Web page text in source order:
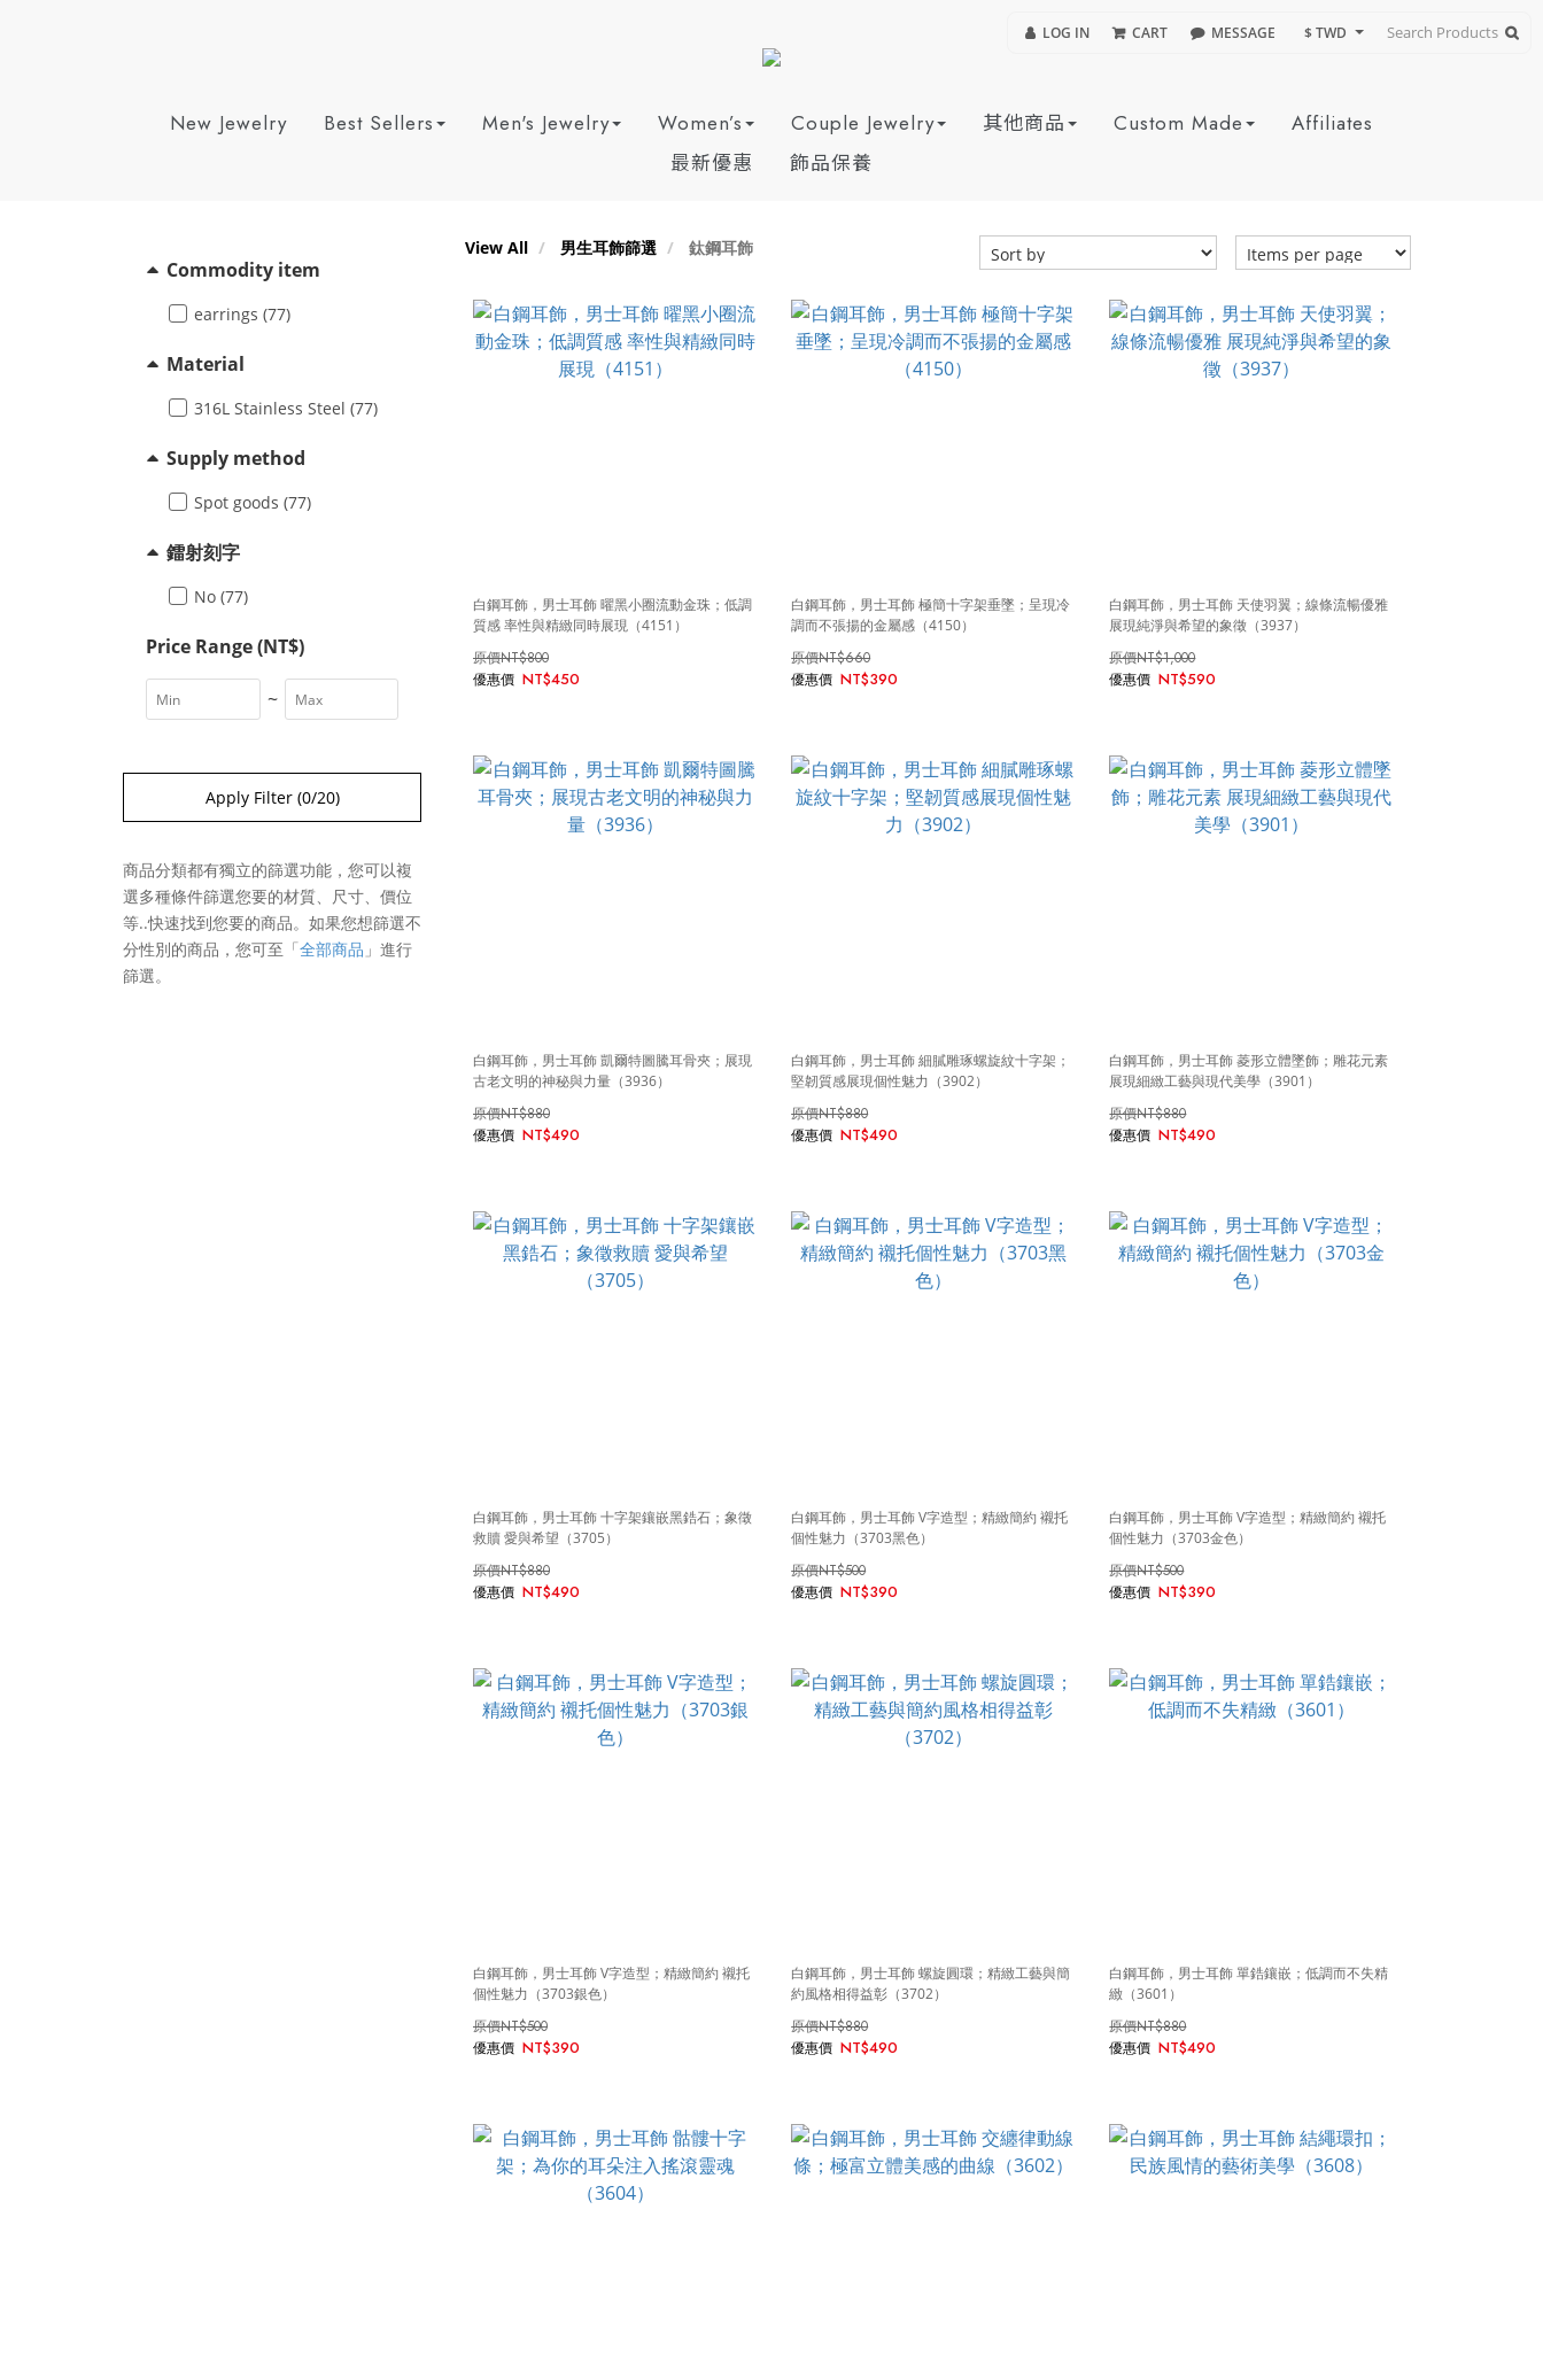
LOG IN CART MESSAGE $ TWD
New Jewelry Best Sellers Men's Jewelry Women’s Couple Jewelry 其他商品 Custom Made
Affiliates
最新優惠
飾品保養
Apply Filter (0/20)
Commodity item
earrings (77)
Material
316L Stainless Steel (77)
Supply method
Spot goods (77)
鐳射刻字
No (77)
Price Range (NT$)
~
商品分類都有獨立的篩選功能，您可以複
選多種條件篩選您要的材質、尺寸、價位
等..快速找到您要的商品。如果您想篩選不
分性別的商品，您可至 「全部商品 」 進行
篩選。
View All 男生耳飾篩選 鈦鋼耳飾
白鋼耳飾，男士耳飾 曜黑小圈流動金珠；低調
質感 率性與精緻同時展現（4151）
NT$800
NT$450
白鋼耳飾，男士耳飾 極簡十字架垂墜；呈現冷
調而不張揚的金屬感（4150）
NT$660
NT$390
白鋼耳飾，男士耳飾 天使羽翼；線條流暢優雅
展現純淨與希望的象徵（3937）
NT$1,000
NT$590
白鋼耳飾，男士耳飾 凱爾特圖騰耳骨夾；展現
古老文明的神秘與力量（3936）
NT$880
NT$490
白鋼耳飾，男士耳飾 細膩雕琢螺旋紋十字架；
堅韌質感展現個性魅力（3902）
NT$880
NT$490
白鋼耳飾，男士耳飾 菱形立體墜飾；雕花元素
展現細緻工藝與現代美學（3901）
NT$880
NT$490
白鋼耳飾，男士耳飾 十字架鑲嵌黑鋯石；象徵
救贖 愛與希望（3705）
NT$880
NT$490
白鋼耳飾，男士耳飾 V字造型；精緻簡約 襯托
個性魅力（3703黑色）
NT$500
NT$390
白鋼耳飾，男士耳飾 V字造型；精緻簡約 襯托
個性魅力（3703金色）
NT$500
NT$390
白鋼耳飾，男士耳飾 V字造型；精緻簡約 襯托
個性魅力（3703銀色）
NT$500
NT$390
白鋼耳飾，男士耳飾 螺旋圓環；精緻工藝與簡
約風格相得益彰（3702）
NT$880
NT$490
白鋼耳飾，男士耳飾 單鋯鑲嵌；低調而不失精
緻（3601）
NT$880
NT$490